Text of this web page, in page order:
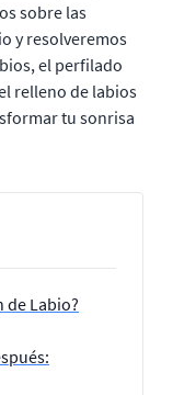
sobre las
y resolveremos
el perfilado
relleno de labios
tu sonrisa
de Labio?